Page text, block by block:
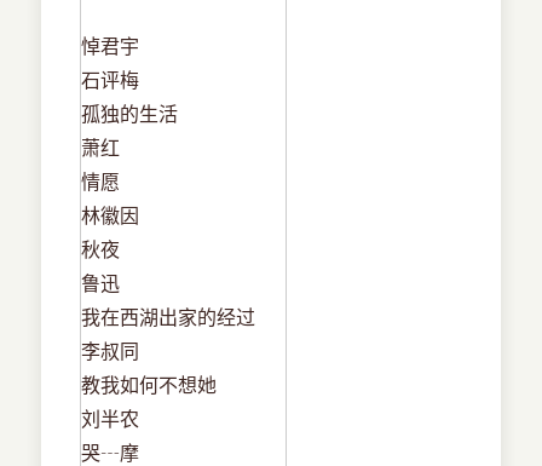
悼君宇
石评梅
孤独的生活
萧红
情愿
林徽因
秋夜
鲁迅
我在西湖出家的经过
李叔同
教我如何不想她
刘半农
哭┄摩